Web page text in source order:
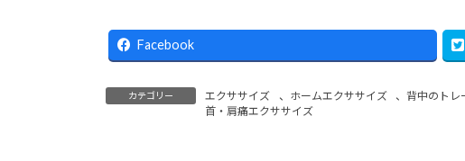
Facebook
カテゴリー エクササイズ 、 ホームエクササイズ 、背中のトレ
首・肩痛エクササイズ